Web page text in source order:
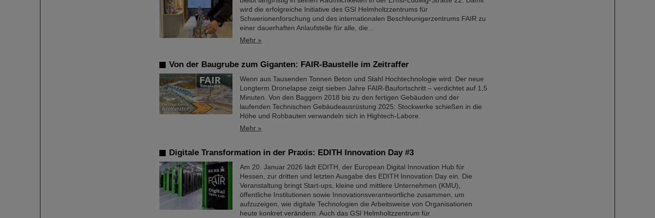
wird die erfolgreiche Initiative des GSI Helmholtzzentrums für
Schwerionenforschung und des internationalen Beschleunigerzentrums FAIR zu
einer dauerhaften Anlaufstelle für alle, die…
Mehr »
Von der Baugrube zum Giganten: FAIR-Baustelle im Zeitraffer
Wenn aus Tausenden Tonnen Beton und Stahl Hochtechnologie wird: Der neue
Longterm Dronelapse zeigt sieben Jahre FAIR-Baufortschritt – verdichtet auf 1,5
Minuten. Von den Baggern 2018 bis zu den fertigen Gebäuden und der
laufenden Technischen Gebäudeausrüstung 2025: Stockwerke schießen in die
Höhe und Rohbauten verwandeln sich in Hightech-Labore.​
Mehr »
Digitale Transformation in der Praxis: EDITH Innovation Day #3
Am 20. Januar 2026 lädt EDITH, der European Digital Innovation Hub für
Hessen, zur dritten und letzten Ausgabe des EDITH Innovation Day ein. Die
Veranstaltung bringt Start-ups, kleine und mittlere Unternehmen (KMU),
öffentliche Institutionen sowie Innovationsverantwortliche zusammen, um
aufzuzeigen, wie digitale Technologien die Arbeitsweise von Organisationen
heute konkret verändern. Auch das GSI Helmholtzzentrum für